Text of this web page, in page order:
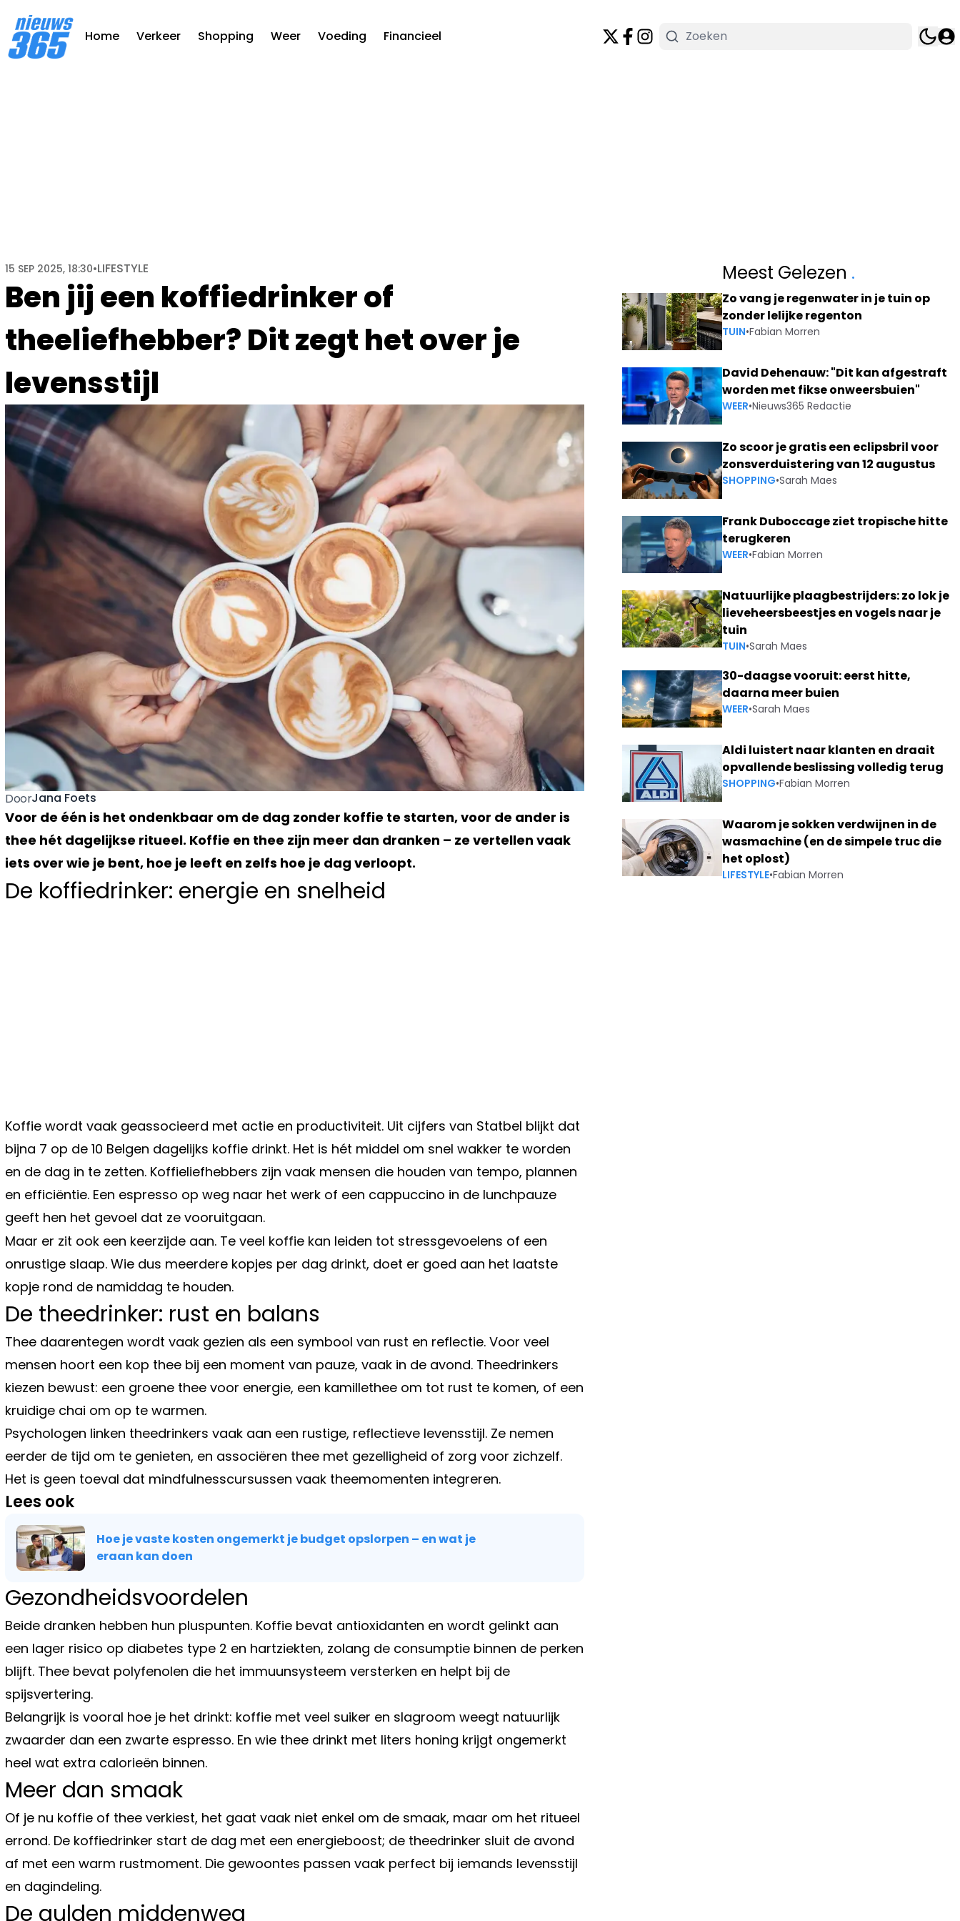
Home Verkeer Shopping Weer Voeding Financieel
Ben jij een koffiedrinker of
theeliefhebber? Dit zegt het over je
levensstijl
15 SEP 2025, 18:30•LIFESTYLE
DoorJana Foets
Voor de één is het ondenkbaar om de dag zonder koffie te starten, voor de ander is
thee hét dagelijkse ritueel. Koffie en thee zijn meer dan dranken – ze vertellen vaak
iets over wie je bent, hoe je leeft en zelfs hoe je dag verloopt.
De koffiedrinker: energie en snelheid
Koffie wordt vaak geassocieerd met actie en productiviteit. Uit cijfers van Statbel blijkt dat
bijna 7 op de 10 Belgen dagelijks koffie drinkt. Het is hét middel om snel wakker te worden
en de dag in te zetten. Koffieliefhebbers zijn vaak mensen die houden van tempo, plannen
en efficiëntie. Een espresso op weg naar het werk of een cappuccino in de lunchpauze
geeft hen het gevoel dat ze vooruitgaan.
Maar er zit ook een keerzijde aan. Te veel koffie kan leiden tot stressgevoelens of een
onrustige slaap. Wie dus meerdere kopjes per dag drinkt, doet er goed aan het laatste
kopje rond de namiddag te houden.
De theedrinker: rust en balans
Thee daarentegen wordt vaak gezien als een symbool van rust en reflectie. Voor veel
mensen hoort een kop thee bij een moment van pauze, vaak in de avond. Theedrinkers
kiezen bewust: een groene thee voor energie, een kamillethee om tot rust te komen, of een
kruidige chai om op te warmen.
Psychologen linken theedrinkers vaak aan een rustige, reflectieve levensstijl. Ze nemen
eerder de tijd om te genieten, en associëren thee met gezelligheid of zorg voor zichzelf.
Het is geen toeval dat mindfulnesscursussen vaak theemomenten integreren.
Lees ook
Hoe je vaste kosten ongemerkt je budget opslorpen – en wat je
eraan kan doen
Gezondheidsvoordelen
Beide dranken hebben hun pluspunten. Koffie bevat antioxidanten en wordt gelinkt aan
een lager risico op diabetes type 2 en hartziekten, zolang de consumptie binnen de perken
blijft. Thee bevat polyfenolen die het immuunsysteem versterken en helpt bij de
spijsvertering.
Belangrijk is vooral hoe je het drinkt: koffie met veel suiker en slagroom weegt natuurlijk
zwaarder dan een zwarte espresso. En wie thee drinkt met liters honing krijgt ongemerkt
heel wat extra calorieën binnen.
Meer dan smaak
Of je nu koffie of thee verkiest, het gaat vaak niet enkel om de smaak, maar om het ritueel
errond. De koffiedrinker start de dag met een energieboost; de theedrinker sluit de avond
af met een warm rustmoment. Die gewoontes passen vaak perfect bij iemands levensstijl
en dagindeling.
De gulden middenweg
Meest Gelezen .
Zo vang je regenwater in je tuin op
zonder lelijke regenton
TUIN•Fabian Morren
David Dehenauw: "Dit kan afgestraft
worden met fikse onweersbuien"
WEER•Nieuws365 Redactie
Zo scoor je gratis een eclipsbril voor
zonsverduistering van 12 augustus
SHOPPING•Sarah Maes
Frank Duboccage ziet tropische hitte
terugkeren
WEER•Fabian Morren
Natuurlijke plaagbestrijders: zo lok je
lieveheersbeestjes en vogels naar je
tuin
TUIN•Sarah Maes
30-daagse vooruit: eerst hitte,
daarna meer buien
WEER•Sarah Maes
Aldi luistert naar klanten en draait
opvallende beslissing volledig terug
SHOPPING•Fabian Morren
Waarom je sokken verdwijnen in de
wasmachine (en de simpele truc die
het oplost)
LIFESTYLE•Fabian Morren